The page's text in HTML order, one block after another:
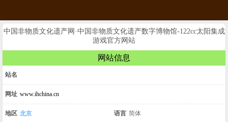
中国非物质文化遗产网·中国非物质文化遗产数字博物馆-122cc太阳集成
游戏官方网站
网站信息
站名
网址 www.ihchina.cn
地区 北京 语言 简体